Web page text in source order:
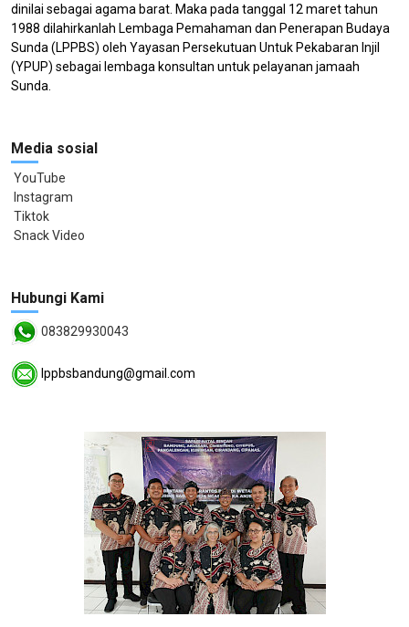
dinilai sebagai agama barat. Maka pada tanggal 12 maret tahun
1988 dilahirkanlah Lembaga Pemahaman dan Penerapan Budaya
Sunda (LPPBS) oleh Yayasan Persekutuan Untuk Pekabaran Injil
(YPUP) sebagai lembaga konsultan untuk pelayanan jamaah
Sunda.
Media sosial
YouTube
Instagram
Tiktok
Snack Video
Hubungi Kami
083829930043
lppbsbandung@gmail.com